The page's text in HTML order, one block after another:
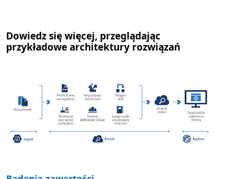
Dowiedz się więcej, przeglądając
przykładowe architektury rozwiązań